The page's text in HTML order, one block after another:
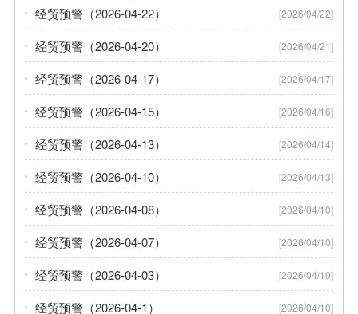
经贸预警（2026-04-22） [2026/04/22]
经贸预警（2026-04-20） [2026/04/21]
经贸预警（2026-04-17） [2026/04/17]
经贸预警（2026-04-15） [2026/04/16]
经贸预警（2026-04-13） [2026/04/14]
经贸预警（2026-04-10） [2026/04/13]
经贸预警（2026-04-08） [2026/04/10]
经贸预警（2026-04-07） [2026/04/10]
经贸预警（2026-04-03） [2026/04/10]
经贸预警（2026-04-1） [2026/04/10]